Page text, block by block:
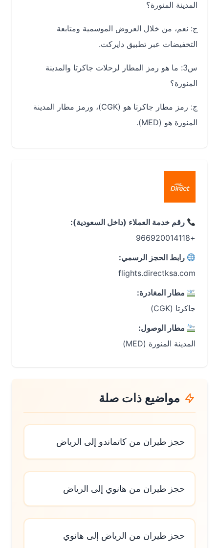
المدينة المنورة؟
ج: نعم، من خلال العروض الموسمية ومتابعة
التخفيضات عبر تطبيق دايركت.
س3: ما هو رمز المطار لرحلات جاكرتا والمدينة
المنورة؟
ج: رمز مطار جاكرتا هو (CGK)، ورمز مطار المدينة
المنورة هو (MED).
رقم خدمة العملاء (داخل السعودية):
رابط الحجز الرسمي:
flights.directksa.com
مطار المغادرة:
جاكرتا (CGK)
مطار الوصول:
المدينة المنورة (MED)
مواضيع ذات صلة
حجز طيران من كاتماندو إلى الرياض
حجز طيران من هانوي إلى الرياض
حجز طيران من الرياض إلى هانوي